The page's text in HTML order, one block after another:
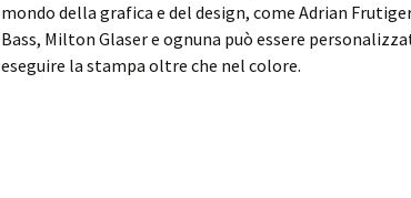
mondo della grafica e del design, come Adrian
Bass, Milton Glaser e ognuna può essere
eseguire la stampa oltre che nel colore.